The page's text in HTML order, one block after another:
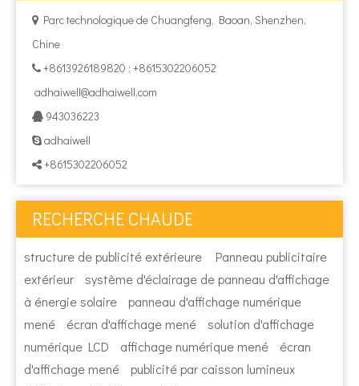
 Parc technologique de Chuangfeng, Baoan, Shenzhen,
Chine
 +8613926189820 ; +8615302206052
adhaiwell@adhaiwell.com
 943036223
 adhaiwell
 +8615302206052
RECHERCHE CHAUDE
structure de publicité extérieure
Panneau publicitaire
extérieur
système d'éclairage de panneau d'affichage
à énergie solaire
panneau d'affichage numérique
mené
écran d'affichage mené
solution d'affichage
numérique LCD
affichage numérique mené
écran
d'affichage mené
publicité par caisson lumineux